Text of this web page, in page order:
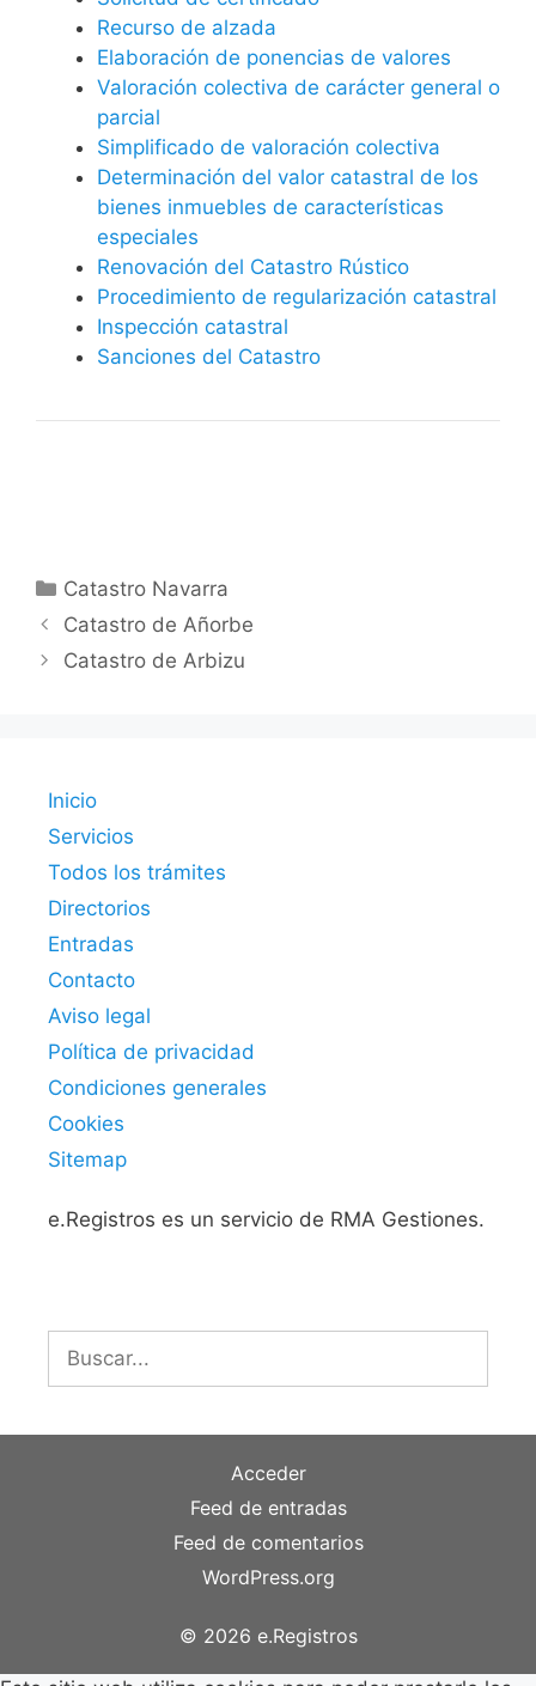
Recurso de alzada
Elaboración de ponencias de valores
Valoración colectiva de carácter general o
parcial
Simplificado de valoración colectiva
Determinación del valor catastral de los
bienes inmuebles de características
especiales
Renovación del Catastro Rústico
Procedimiento de regularización catastral
Inspección catastral
Sanciones del Catastro
Categorías
Catastro Navarra
Catastro de Añorbe
Catastro de Arbizu
Inicio
Servicios
Todos los trámites
Directorios
Entradas
Contacto
Aviso legal
Política de privacidad
Condiciones generales
Cookies
Sitemap
e.Registros es un servicio de RMA Gestiones.
Acceder
Feed de entradas
Feed de comentarios
WordPress.org
© 2026 e.Registros